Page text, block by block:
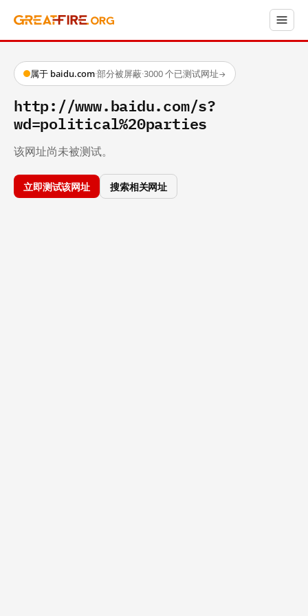
属于 baidu.com·部分被屏蔽·3000 个已测试网址→
http://www.baidu.com/s?
wd=political%20parties
该网址尚未被测试。
立即测试该网址 搜索相关网址